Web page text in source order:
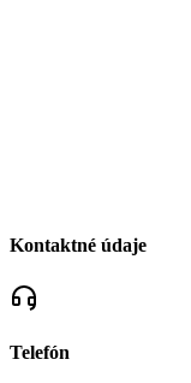
Kontaktné údaje
Telefón